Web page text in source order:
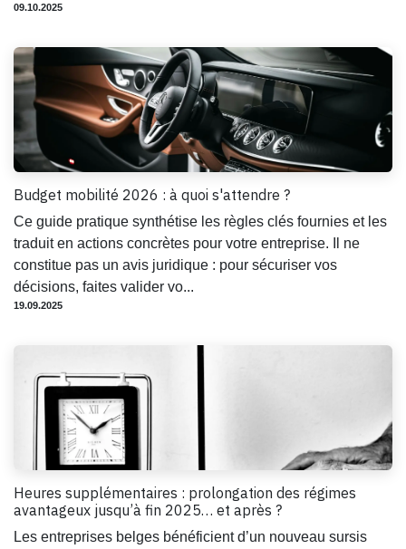
09.10.2025
Budget mobilité 2026 : à quoi s'attendre ?
Ce guide pratique synthétise les règles clés fournies et les
traduit en actions concrètes pour votre entreprise. Il ne
constitue pas un avis juridique : pour sécuriser vos
décisions, faites valider vo...
19.09.2025
Heures supplémentaires : prolongation des régimes
avantageux jusqu’à fin 2025… et après ?
Les entreprises belges bénéficient d’un nouveau sursis